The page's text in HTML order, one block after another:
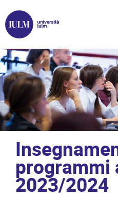
programmi
2023/2024